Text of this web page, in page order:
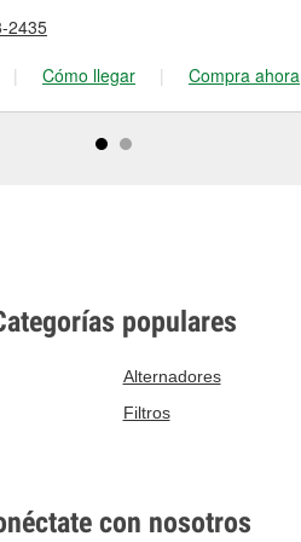
2435
| Cómo llegar | Compra ahora
populares
Alternadores
Filtros
con nosotros